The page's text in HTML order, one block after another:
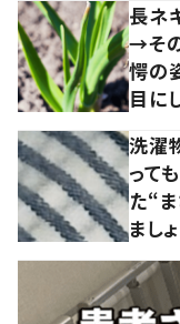
長ネ
→そ
愕の
目に
洗濯
って
た“
まし